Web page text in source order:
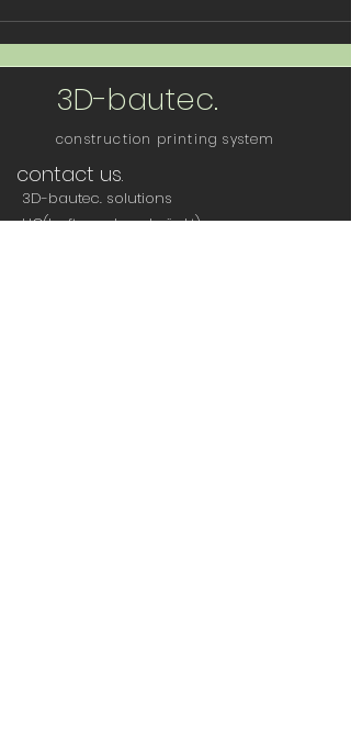
3D-bautec.
construction printing system
contact us.
3D-bautec. solutions
UG(haftungsbeschränkt)